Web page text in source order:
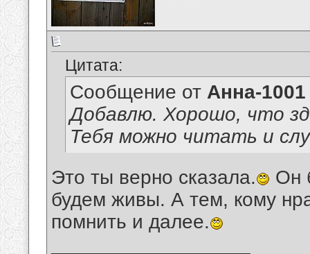
Цитата:
Сообщение от Анна-1001
Добавлю. Хорошо, что
Тебя можно читать и
Это ты верно сказала.
Он
будем живы. А тем, кому
помнить и далее.